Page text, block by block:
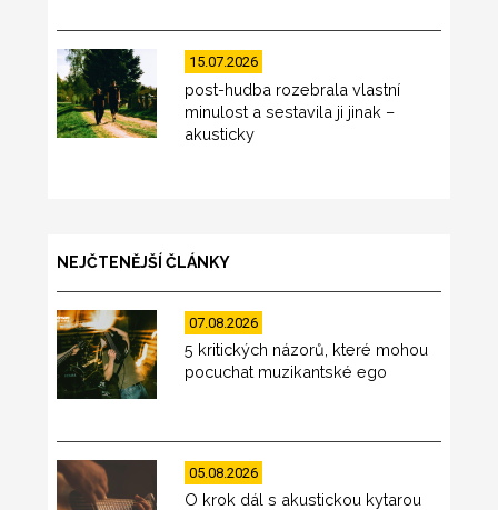
15.07.2026
post-hudba rozebrala vlastní
minulost a sestavila ji jinak –
akusticky
NEJČTENĚJŠÍ ČLÁNKY
07.08.2026
5 kritických názorů, které mohou
pocuchat muzikantské ego
05.08.2026
O krok dál s akustickou kytarou